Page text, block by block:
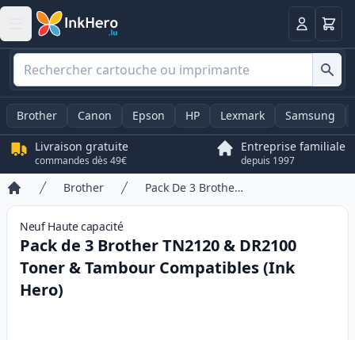
Panier
Brother Canon Epson HP Lexmark Samsung
Livraison gratuite
commandes dès 49€
Entreprise familiale
depuis 1997
Accueil
Brother Pack De 3 Brother TN2120 & DR2100 Toner & Tambour Compatibles (Ink Hero)
Neuf Hautecapacité
Pack de 3 Brother TN2120 & DR2100
Toner & Tambour Compatibles (Ink
Hero)